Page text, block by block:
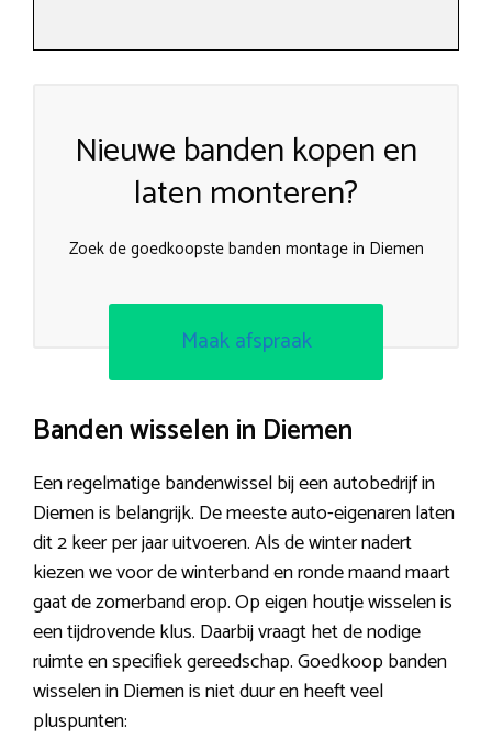
Nieuwe banden kopen en
laten monteren?
Zoek de goedkoopste banden montage in Diemen
Maak afspraak
Banden wisselen in Diemen
Een regelmatige bandenwissel bij een autobedrijf in
Diemen is belangrijk. De meeste auto-eigenaren laten
dit 2 keer per jaar uitvoeren. Als de winter nadert
kiezen we voor de winterband en ronde maand maart
gaat de zomerband erop. Op eigen houtje wisselen is
een tijdrovende klus. Daarbij vraagt het de nodige
ruimte en specifiek gereedschap. Goedkoop banden
wisselen in Diemen is niet duur en heeft veel
pluspunten: